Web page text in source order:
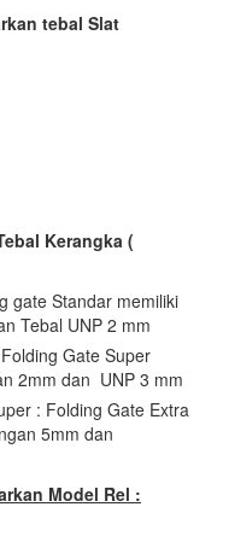
tebal Slat
Kerangka (
gate Standar memiliki
Tebal UNP 2 mm
Gate Super
2mm dan UNP 3 mm
: Folding Gate Extra
5mm dan
Model Rel :